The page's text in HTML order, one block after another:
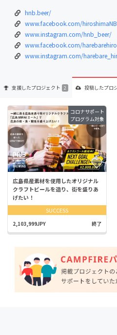
hnb.beer/
www.facebook.com/hiroshimaNB
www.instagram.com/hnb_beer/
www.facebook.com/
www.instagram.com/
支援したプロジェクト 2 投稿したプロ
コロナサポート
プログラム対象
広島県産素材を使用したオリジナル
クラフトビールを造り、街を盛りあ
げたい！
SUCCESS
2,103,999JPY 終了